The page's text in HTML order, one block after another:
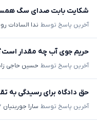
شکایت بابت صدای سگ
آخرین پاسخ توسط ندا السادات
حریم جوی آب چه مقدار
آخرین پاسخ توسط حسین حاجی
حق دادگاه برای رسیدگی به
آخرین پاسخ توسط سارا جوربنیان ۳